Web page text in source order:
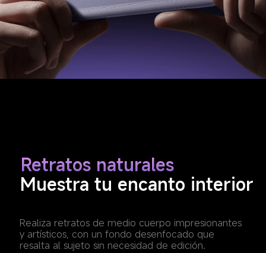
Retratos naturales
Muestra tu encanto interior
Realiza retratos de medio cuerpo impresionantes
y artísticos, con un fondo desenfocado que
resalta al sujeto sin necesidad de edición.